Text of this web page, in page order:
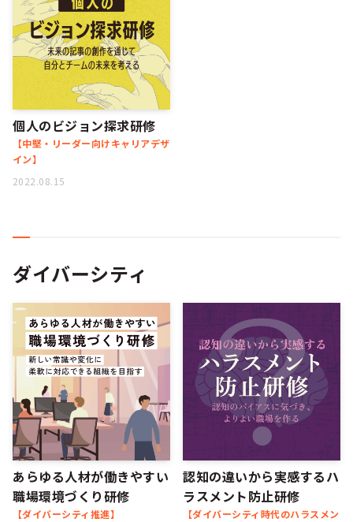
個人のビジョン探求研修
【中堅・リーダー向けキャリアデザ
イン】
2022.08.15
ダイバーシティ
あらゆる人材が働きやすい
職場環境づくり研修
【ダイバーシティ推進】
認知の違いから実感するハ
ラスメント防止研修
【ダイバーシティ時代のハラスメン